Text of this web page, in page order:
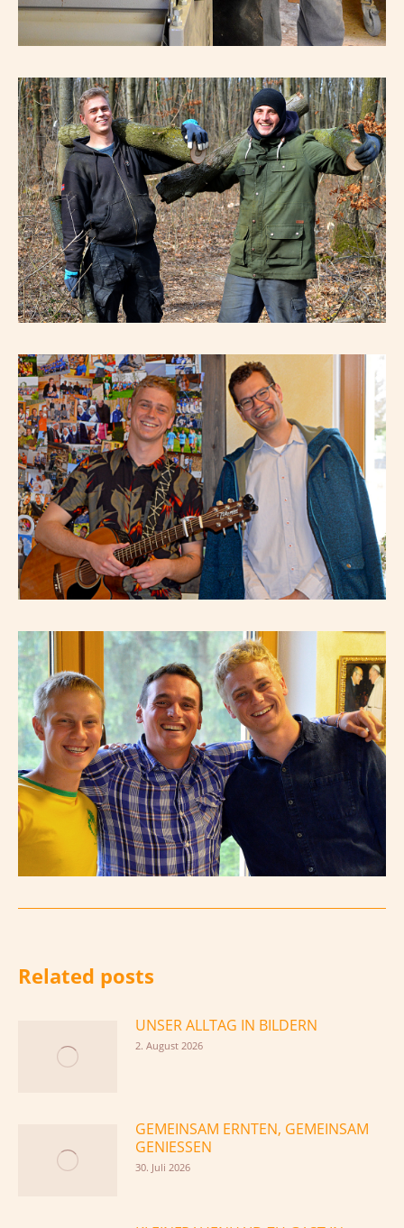
Related posts
UNSER ALLTAG IN BILDERN
2. August 2026
GEMEINSAM ERNTEN, GEMEINSAM
GENIESSEN
30. Juli 2026